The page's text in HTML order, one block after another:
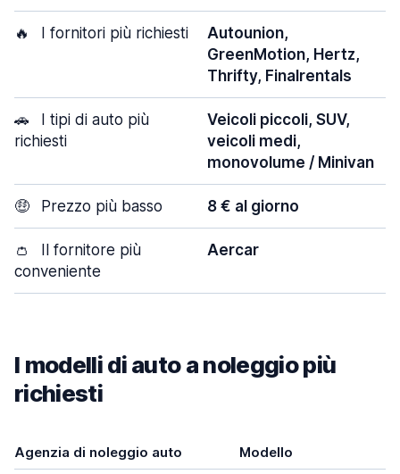
🔥 I fornitori più richiesti
Autounion,
GreenMotion, Hertz,
Thrifty, Finalrentals
🚗
I tipi di auto più
richiesti
Veicoli piccoli, SUV,
veicoli medi,
monovolume / Minivan
🤑 Prezzo più basso 8 € al giorno
👛
Il fornitore più
conveniente
Aercar
I modelli di auto a noleggio più
richiesti
Agenzia di noleggio auto Modello